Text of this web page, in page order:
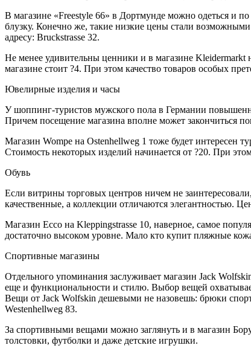
В магазине «Freestyle 66» в Дортмунде можно одеться и
блузку. Конечно же, такие низкие цены стали
адресу: Bruckstrasse 32.
Не менее удивительны ценники и в магазине
магазине стоит ?4. При этом качество товаров особых
Ювелирные изделия и часы
У шоппинг-туристов мужского пола в Германии
Причем посещение магазина вполне может закончиться
Магазин Wompe на Ostenhellweg 1 тоже будет интересен
Стоимость некоторых изделий начинается от ?20. При
Обувь
Если витрины торговых центров ничем не
качественные, а коллекции отличаются элегантностью.
Магазин Ecco на Kleppingstrasse 10, наверное, самое
достаточно высоком уровне. Мало кто купит пляжные
Спортивные магазины
Отдельного упоминания заслуживает магазин Jack
еще и функциональности и стилю. Выбор вещей
Вещи от Jack Wolfskin дешевыми не назовешь: брюки
Westenhellweg 83.
За спортивными вещами можно заглянуть и в магазин
толстовки, футболки и даже детские игрушки.